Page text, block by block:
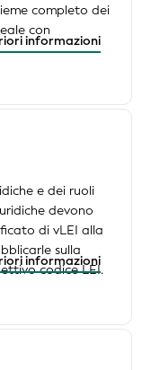
completo dei
con
informazioni
e dei ruoli
devono
di vLEI alla
sulla
codice LEI.
informazioni